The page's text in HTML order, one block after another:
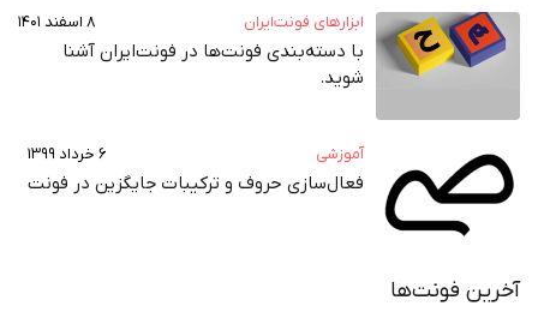
ابزارهای فونت‌ایران ۸ اسفند ۱۴۰۱
با دسته‌بندی فونت‌ها در فونت‌ایران آشنا
شوید.
آموزشی ۶ خرداد ۱۳۹۹
فعال‌سازی حروف و ترکیبات جایگزین در فونت‌‌
آخرین فونت‌ها